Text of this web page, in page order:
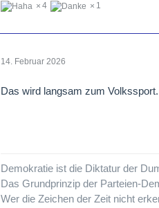
4 1
14. Februar 2026
Das wird langsam zum Volkssport.
Demokratie ist die Diktatur der
Das Grundprinzip der Parteien-
Wer die Zeichen der Zeit nicht